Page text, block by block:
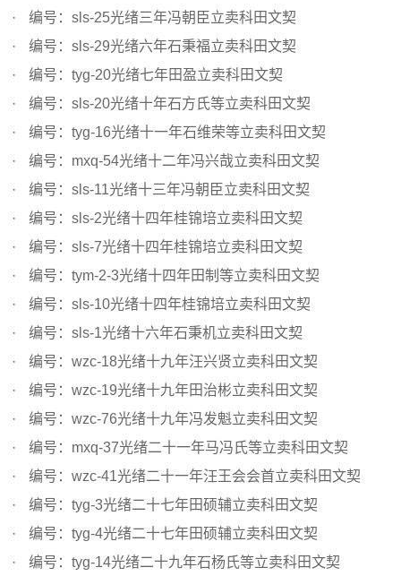
编号：sls-25光绪三年冯朝臣立卖科田文契
编号：sls-29光绪六年石秉福立卖科田文契
编号：tyg-20光绪七年田盈立卖科田文契
编号：sls-20光绪十年石方氏等立卖科田文契
编号：tyg-16光绪十一年石维荣等立卖科田文契
编号：mxq-54光绪十二年冯兴哉立卖科田文契
编号：sls-11光绪十三年冯朝臣立卖科田文契
编号：sls-2光绪十四年桂锦培立卖科田文契
编号：sls-7光绪十四年桂锦培立卖科田文契
编号：tym-2-3光绪十四年田制等立卖科田文契
编号：sls-10光绪十四年桂锦培立卖科田文契
编号：sls-1光绪十六年石秉机立卖科田文契
编号：wzc-18光绪十九年汪兴贤立卖科田文契
编号：wzc-19光绪十九年田治彬立卖科田文契
编号：wzc-76光绪十九年冯发魁立卖科田文契
编号：mxq-37光绪二十一年马冯氏等立卖科田文契
编号：wzc-41光绪二十一年汪王会会首立卖科田文契
编号：tyg-3光绪二十七年田硕辅立卖科田文契
编号：tyg-4光绪二十七年田硕辅立卖科田文契
编号：tyg-14光绪二十九年石杨氏等立卖科田文契